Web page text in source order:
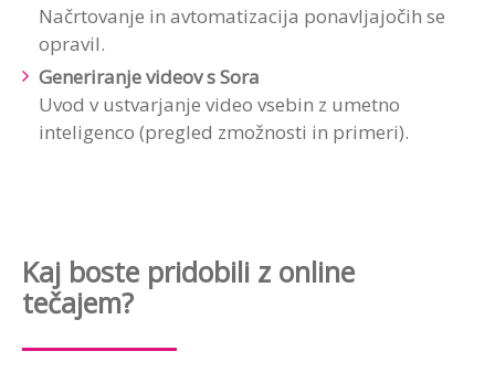
Načrtovanje in avtomatizacija ponavljajočih se
opravil.
Generiranje videov s Sora
Uvod v ustvarjanje video vsebin z umetno
inteligenco (pregled zmožnosti in primeri).
Kaj boste pridobili z online
tečajem?